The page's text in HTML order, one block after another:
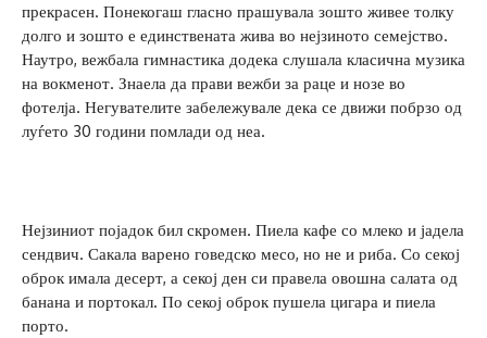
прекрасен. Понекогаш гласно прашувала зошто живее толку
долго и зошто е единствената жива во нејзиното семејство.
Наутро, вежбала гимнастика додека слушала класична музика
на вокменот. Знаела да прави вежби за раце и нозе во
фотелја. Негувателите забележувале дека се движи побрзо од
луѓето 30 години помлади од неа.
Нејзиниот појадок бил скромен. Пиела кафе со млеко и јадела
сендвич. Сакала варено говедско месо, но не и риба. Со секој
оброк имала десерт, а секој ден си правела овошна салата од
банана и портокал. По секој оброк пушела цигара и пиела
порто.